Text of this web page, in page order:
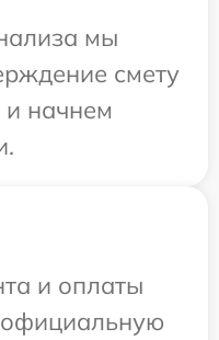
мы
смету
и начнем
и оплаты